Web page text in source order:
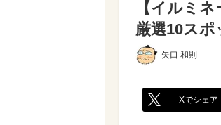
【イルミ
厳選10スポ
矢口 和則
Xでシェア